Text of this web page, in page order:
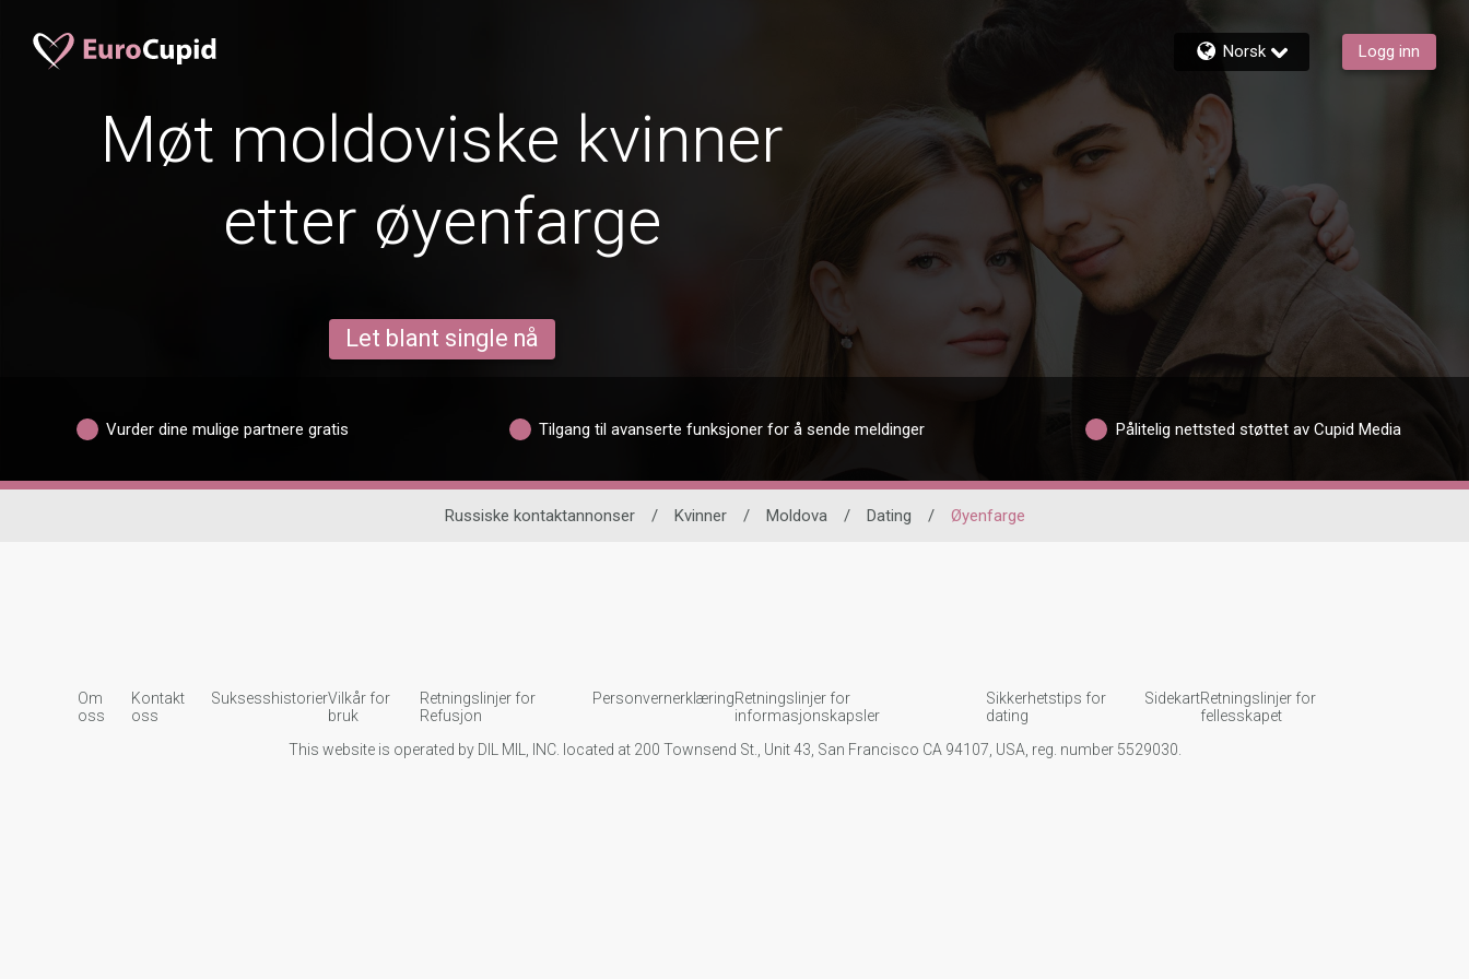
Norsk Logg inn
Møt moldoviske kvinner
etter øyenfarge
Let blant single nå
Vurder dine mulige partnere gratis Tilgang til avanserte funksjoner for å sende meldinger Pålitelig nettsted støttet av Cupid Media
Russiske kontaktannonser / Kvinner / Moldova / Dating / Øyenfarge
Om
oss
Kontakt
oss
SuksesshistorierVilkår for
bruk
Retningslinjer for
Refusjon
PersonvernerklæringRetningslinjer for
informasjonskapsler
Sikkerhetstips for
dating
SidekartRetningslinjer for
fellesskapet
This website is operated by DIL MIL, INC. located at 200 Townsend St., Unit 43, San Francisco CA 94107, USA, reg. number 5529030.